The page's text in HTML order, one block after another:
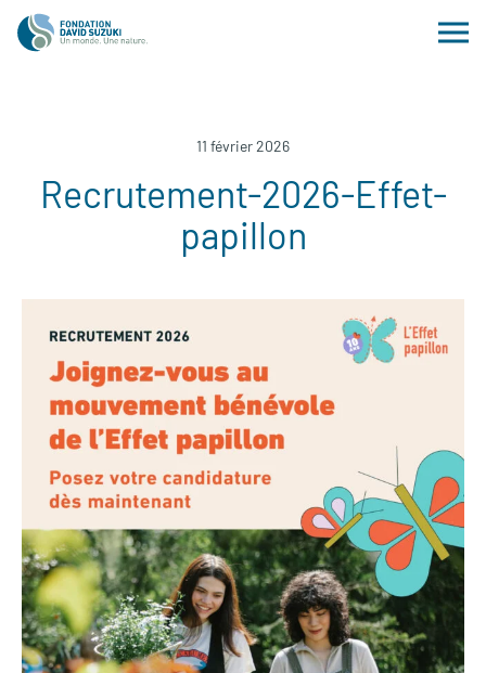
11 février 2026
Recrutement-2026-Effet-
papillon